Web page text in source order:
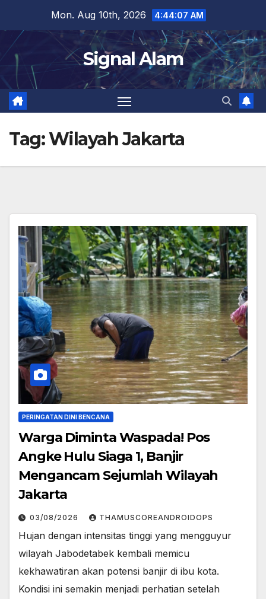
content
Mon. Aug 10th, 2026 4:44:08 AM
Signal Alam
Tag:Wilayah Jakarta
PERINGATAN DINI BENCANA
Warga Diminta Waspada! Pos
Angke Hulu Siaga 1, Banjir
Mengancam Sejumlah Wilayah
Jakarta
03/08/2026 THAMUSCOREANDROIDOPS
Hujan dengan intensitas tinggi yang mengguyur
wilayah Jabodetabek kembali memicu
kekhawatiran akan potensi banjir di ibu kota.
Kondisi ini semakin menjadi perhatian setelah